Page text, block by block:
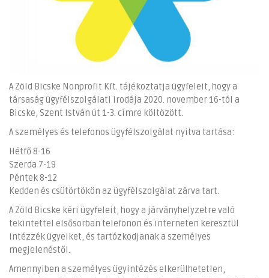
A Zöld Bicske Nonprofit Kft. tájékoztatja ügyfeleit, hogy a
társaság ügyfélszolgálati irodája 2020. november 16-tól a
Bicske, Szent István út 1-3. címre költözött.
A személyes és telefonos ügyfélszolgálat nyitva tartása:
Hétfő 8-16
Szerda 7-19
Péntek 8-12
Kedden és csütörtökön az ügyfélszolgálat zárva tart.
A Zöld Bicske kéri ügyfeleit, hogy a járványhelyzetre való
tekintettel elsősorban telefonon és interneten keresztül
intézzék ügyeiket, és tartózkodjanak a személyes
megjelenéstől.
Amennyiben a személyes ügyintézés elkerülhetetlen,